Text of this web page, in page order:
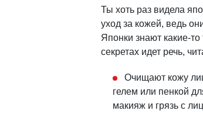
Ты хоть раз видела
уход за кожей, ведь
Японки знают какие-
секретах идет речь,
Очищают кожу
гелем или пенкой
макияж и грязь с